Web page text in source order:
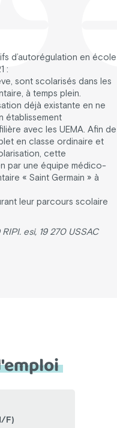
d’autorégulation en école
:
sont scolarisés dans les
à temps plein.
déjà existante en ne
établissement
avec les UEMA. Afin de
en classe ordinaire et
cette
par une équipe médico-
« Saint Germain » à
leur parcours scolaire
esi, 19 270 USSAC
F)